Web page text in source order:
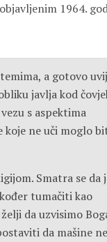
1964.
a gotovo
javlja kod
s aspektima
koje ne uči moglo
Smatra se da
tumačiti kao
da uzvisimo
da mašine ne